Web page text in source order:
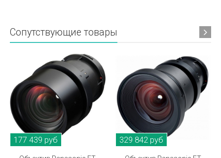
Сопутствующие товары
177 439 руб 329 842 руб